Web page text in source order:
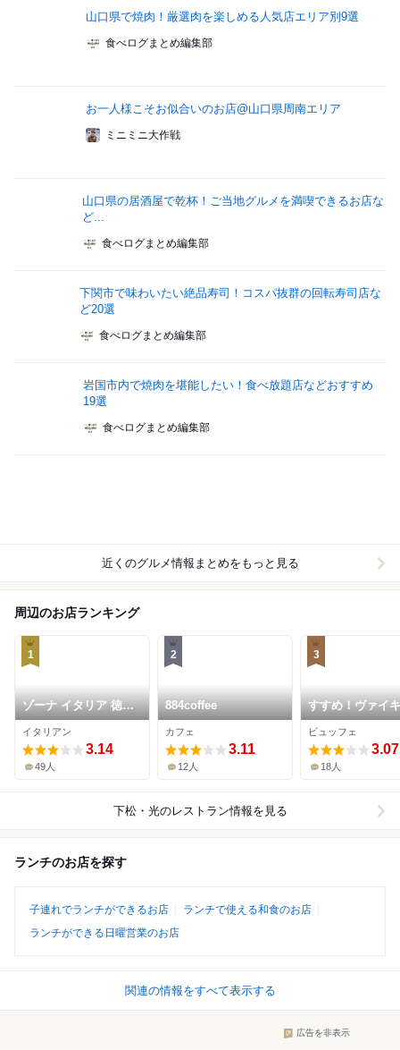
山口県で焼肉！厳選肉を楽しめる人気店エリア別9選
食べログまとめ編集部
お一人様こそお似合いのお店@山口県周南エリア
ミニミニ大作戦
山口県の居酒屋で乾杯！ご当地グルメを満喫できるお店な
ど...
食べログまとめ編集部
下関市で味わいたい絶品寿司！コスパ抜群の回転寿司店な
ど20選
食べログまとめ編集部
岩国市内で焼肉を堪能したい！食べ放題店などおすすめ
19選
食べログまとめ編集部
近くのグルメ情報まとめをもっと見る
周辺のお店ランキング
1
ゾーナ イタリア 徳山
店
イタリアン
3.14
49人
2
884coffee
カフェ
3.11
12人
3
すすめ！ヴァイ
徳山東店
ビュッフェ
3.07
18人
下松・光のレストラン情報を見る
ランチのお店を探す
子連れでランチができるお店
ランチで使える和食のお店
ランチができる日曜営業のお店
関連の情報をすべて表示する
広告を非表示